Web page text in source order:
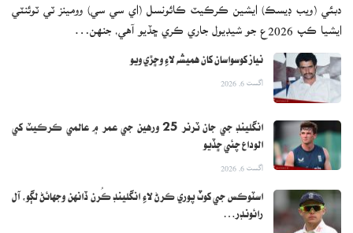
دبئي (ويب ڊيسڪ) ايشين ڪرڪيٽ ڪائونسل (اي سي سي) وومينز ٽي ٽوئنٽي
ايشيا ڪپ 2026ع جو شيڊيول جاري ڪري ڇڏيو آهي، جنهن…
نياز کوسواسان کان هميشه لاءِ وڇڙي ويو
اگست 6, 2026
انگلينڊ جي جان ٽرنر 25 ورهين جي عمر ۾ عالمي ڪرڪيٽ کي
الوداع چئي ڇڏيو
اگست 6, 2026
اسٽوڪس جي کوٽ پوري ڪرڻ لاءِ انگلينڊ ڪُرن ڏانهن وجهائڻ لڳو، آل
رائونڊر…